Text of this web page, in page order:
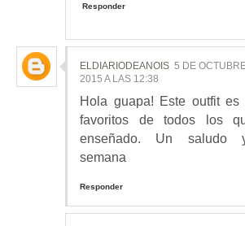
Responder
ELDIARIODEANOIS 5 DE
2015 A LAS 12:38
Hola guapa! Este outfit es
favoritos de todos los
enseñado. Un saludo
semana
Responder